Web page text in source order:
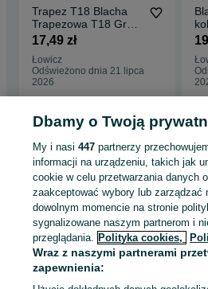
Trapez T18 Blacha
Trapezowa T18 Grafit
Brąz Dowóz Pod Dom
17,49 zł
Łowicz
Odświeżono dnia 21 lipca
2026
/
Strona główna Budowa i Remont Dachy
dachowe - Łódzkie
Pokrycia dachowe -
KATEGORIA
ID:957201487
Zadzwoń / SMS
Dbamy o Twoją
My i nasi447 partnerzy
informacji na urządzeniu, takich jak
cookie w celu przetwarzania danych
zaakceptować wybory lub zarządzać
dowolnym momencie na stronie
sygnalizowane naszym partnerom i
przeglądania. Polityka cookies,
Wraz z naszymi partnerami
zapewnienia: